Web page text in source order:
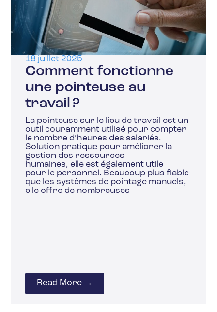
18 juillet 2025
Comment fonctionne
une pointeuse au
travail ?
La pointeuse sur le lieu de travail est un
outil couramment utilisé pour compter
le nombre d’heures des salariés.
Solution pratique pour améliorer la
gestion des ressources
humaines, elle est également utile
pour le personnel. Beaucoup plus fiable
que les systèmes de pointage manuels,
elle offre de nombreuses
Read More →